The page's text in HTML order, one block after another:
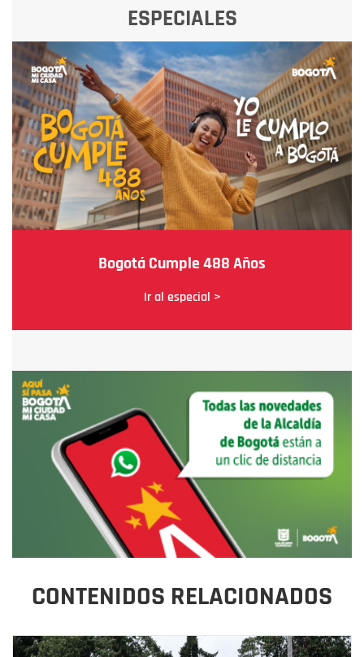
ESPECIALES
Bogotá Cumple 488 Años
Ir al especial >
CONTENIDOS RELACIONADOS